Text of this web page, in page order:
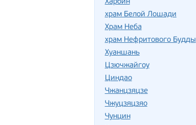
Харбин
храм Белой Лошади
Храм Неба
храм Нефритового Будды
Хуаншань
Цзючжайгоу
Циндао
Чжанцзяцзе
Чжуцзяцзяо
Чунцин